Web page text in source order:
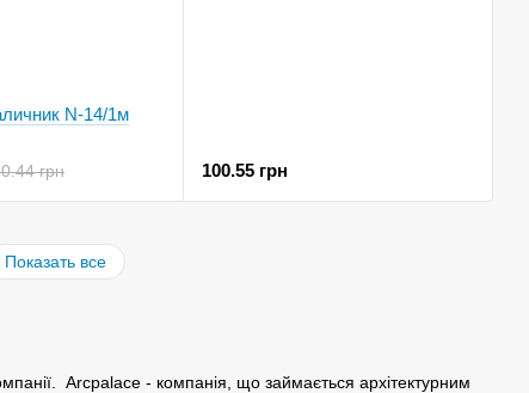
Arcpalace - компанія, що займається архітектурним
N-14/1м
грн 100.55 грн
Показать все